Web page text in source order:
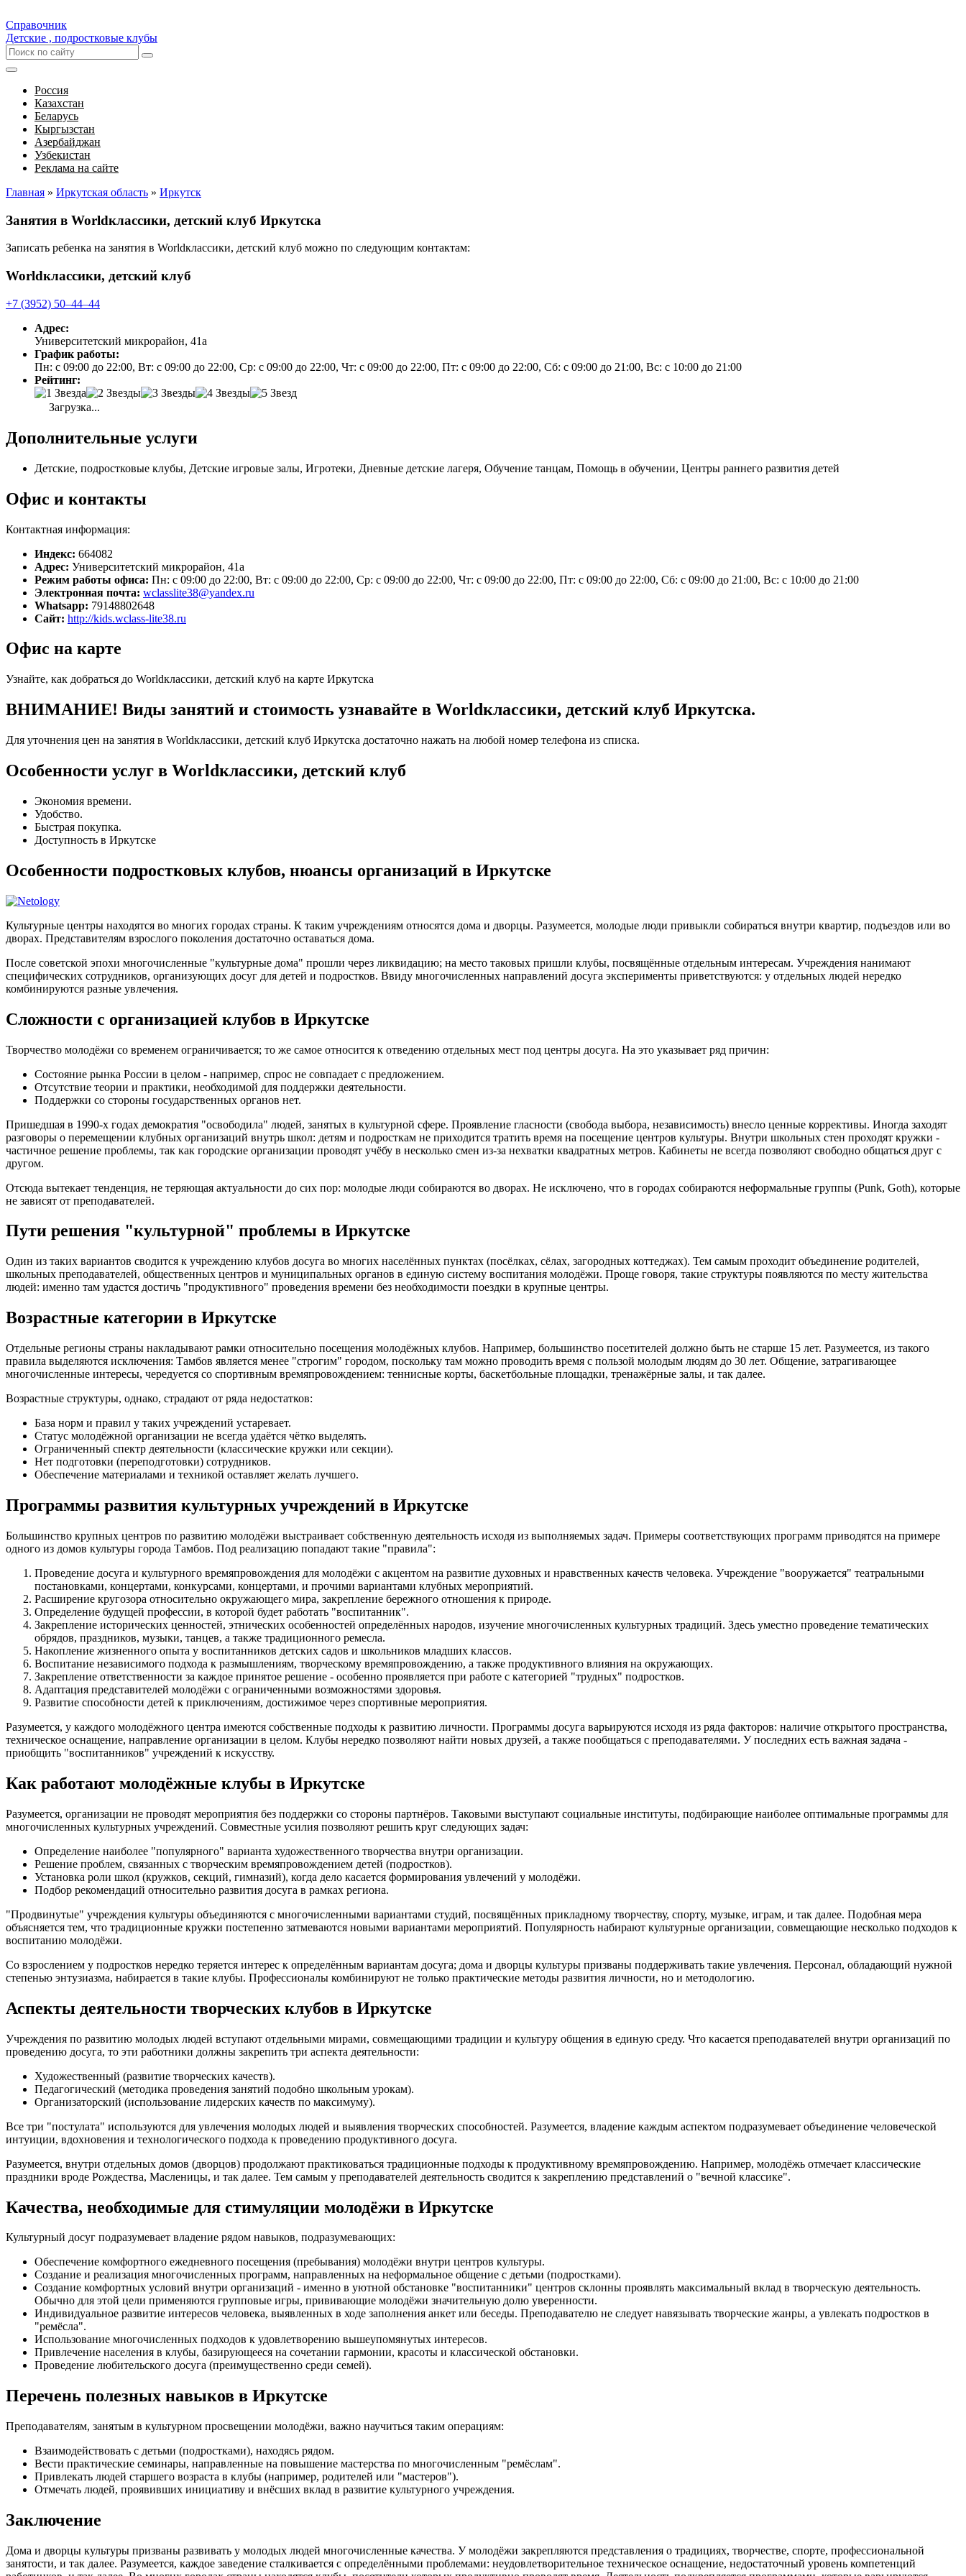
Справочник
Детские , подростковые клубы
Россия
Казахстан
Беларусь
Кыргызстан
Азербайджан
Узбекистан
Реклама на сайте
Главная » Иркутская область » Иркутск
Занятия в Worldклассики, детский клуб Иркутска
Записать ребенка на занятия в Worldклассики, детский клуб можно по следующим контактам:
Worldклассики, детский клуб
+7 (3952) 50‒44‒44
Адрес:
Университетский микрорайон, 41а
График работы:
Пн: с 09:00 до 22:00, Вт: с 09:00 до 22:00, Ср: с 09:00 до 22:00, Чт: с 09:00 до 22:00, Пт: с 09:00 до 22:00, Сб: с 09:00 до 21:00, Вс: с 10:00 до 21:00
Рейтинг:
Загрузка...
Дополнительные услуги
Детские, подростковые клубы, Детские игровые залы, Игротеки, Дневные детские лагеря, Обучение танцам, Помощь в обучении, Центры раннего развития детей
Офис и контакты
Контактная информация:
Индекс: 664082
Адрес: Университетский микрорайон, 41а
Режим работы офиса: Пн: с 09:00 до 22:00, Вт: с 09:00 до 22:00, Ср: с 09:00 до 22:00, Чт: с 09:00 до 22:00, Пт: с 09:00 до 22:00, Сб: с 09:00 до 21:00, Вс: с 10:00 до 21:00
Электронная почта: wclasslite38@yandex.ru
Whatsapp: 79148802648
Сайт: http://kids.wclass-lite38.ru
Офис на карте
Узнайте, как добраться до Worldклассики, детский клуб на карте Иркутска
ВНИМАНИЕ! Виды занятий и стоимость узнавайте в Worldклассики, детский клуб Иркутска.
Для уточнения цен на занятия в Worldклассики, детский клуб Иркутска достаточно нажать на любой номер телефона из списка.
Особенности услуг в Worldклассики, детский клуб
Экономия времени.
Удобство.
Быстрая покупка.
Доступность в Иркутске
Особенности подростковых клубов, нюансы организаций в Иркутске
Культурные центры находятся во многих городах страны. К таким учреждениям относятся дома и дворцы. Разумеется, молодые люди привыкли собираться внутри квартир, подъездов или во
дворах. Представителям взрослого поколения достаточно оставаться дома.
После советской эпохи многочисленные "культурные дома" прошли через ликвидацию; на место таковых пришли клубы, посвящённые отдельным интересам. Учреждения нанимают
специфических сотрудников, организующих досуг для детей и подростков. Ввиду многочисленных направлений досуга эксперименты приветствуются: у отдельных людей нередко
комбинируются разные увлечения.
Сложности с организацией клубов в Иркутске
Творчество молодёжи со временем ограничивается; то же самое относится к отведению отдельных мест под центры досуга. На это указывает ряд причин:
Состояние рынка России в целом - например, спрос не совпадает с предложением.
Отсутствие теории и практики, необходимой для поддержки деятельности.
Поддержки со стороны государственных органов нет.
Пришедшая в 1990-х годах демократия "освободила" людей, занятых в культурной сфере. Проявление гласности (свобода выбора, независимость) внесло ценные коррективы. Иногда заходят
разговоры о перемещении клубных организаций внутрь школ: детям и подросткам не приходится тратить время на посещение центров культуры. Внутри школьных стен проходят кружки -
частичное решение проблемы, так как городские организации проводят учёбу в несколько смен из-за нехватки квадратных метров. Кабинеты не всегда позволяют свободно общаться друг с
другом.
Отсюда вытекает тенденция, не теряющая актуальности до сих пор: молодые люди собираются во дворах. Не исключено, что в городах собираются неформальные группы (Punk, Goth), которые
не зависят от преподавателей.
Пути решения "культурной" проблемы в Иркутске
Один из таких вариантов сводится к учреждению клубов досуга во многих населённых пунктах (посёлках, сёлах, загородных коттеджах). Тем самым проходит объединение родителей,
школьных преподавателей, общественных центров и муниципальных органов в единую систему воспитания молодёжи. Проще говоря, такие структуры появляются по месту жительства
людей: именно там удастся достичь "продуктивного" проведения времени без необходимости поездки в крупные центры.
Возрастные категории в Иркутске
Отдельные регионы страны накладывают рамки относительно посещения молодёжных клубов. Например, большинство посетителей должно быть не старше 15 лет. Разумеется, из такого
правила выделяются исключения: Тамбов является менее "строгим" городом, поскольку там можно проводить время с пользой молодым людям до 30 лет. Общение, затрагивающее
многочисленные интересы, чередуется со спортивным времяпровождением: теннисные корты, баскетбольные площадки, тренажёрные залы, и так далее.
Возрастные структуры, однако, страдают от ряда недостатков:
База норм и правил у таких учреждений устаревает.
Статус молодёжной организации не всегда удаётся чётко выделять.
Ограниченный спектр деятельности (классические кружки или секции).
Нет подготовки (переподготовки) сотрудников.
Обеспечение материалами и техникой оставляет желать лучшего.
Программы развития культурных учреждений в Иркутске
Большинство крупных центров по развитию молодёжи выстраивает собственную деятельность исходя из выполняемых задач. Примеры соответствующих программ приводятся на примере
одного из домов культуры города Тамбов. Под реализацию попадают такие "правила":
Проведение досуга и культурного времяпровождения для молодёжи с акцентом на развитие духовных и нравственных качеств человека. Учреждение "вооружается" театральными
постановками, концертами, конкурсами, концертами, и прочими вариантами клубных мероприятий.
Расширение кругозора относительно окружающего мира, закрепление бережного отношения к природе.
Определение будущей профессии, в которой будет работать "воспитанник".
Закрепление исторических ценностей, этнических особенностей определённых народов, изучение многочисленных культурных традиций. Здесь уместно проведение тематических
обрядов, праздников, музыки, танцев, а также традиционного ремесла.
Накопление жизненного опыта у воспитанников детских садов и школьников младших классов.
Воспитание независимого подхода к размышлениям, творческому времяпровождению, а также продуктивного влияния на окружающих.
Закрепление ответственности за каждое принятое решение - особенно проявляется при работе с категорией "трудных" подростков.
Адаптация представителей молодёжи с ограниченными возможностями здоровья.
Развитие способности детей к приключениям, достижимое через спортивные мероприятия.
Разумеется, у каждого молодёжного центра имеются собственные подходы к развитию личности. Программы досуга варьируются исходя из ряда факторов: наличие открытого пространства,
техническое оснащение, направление организации в целом. Клубы нередко позволяют найти новых друзей, а также пообщаться с преподавателями. У последних есть важная задача -
приобщить "воспитанников" учреждений к искусству.
Как работают молодёжные клубы в Иркутске
Разумеется, организации не проводят мероприятия без поддержки со стороны партнёров. Таковыми выступают социальные институты, подбирающие наиболее оптимальные программы для
многочисленных культурных учреждений. Совместные усилия позволяют решить круг следующих задач:
Определение наиболее "популярного" варианта художественного творчества внутри организации.
Решение проблем, связанных с творческим времяпровождением детей (подростков).
Установка роли школ (кружков, секций, гимназий), когда дело касается формирования увлечений у молодёжи.
Подбор рекомендаций относительно развития досуга в рамках региона.
"Продвинутые" учреждения культуры объединяются с многочисленными вариантами студий, посвящённых прикладному творчеству, спорту, музыке, играм, и так далее. Подобная мера
объясняется тем, что традиционные кружки постепенно затмеваются новыми вариантами мероприятий. Популярность набирают культурные организации, совмещающие несколько подходов к
воспитанию молодёжи.
Со взрослением у подростков нередко теряется интерес к определённым вариантам досуга; дома и дворцы культуры призваны поддерживать такие увлечения. Персонал, обладающий нужной
степенью энтузиазма, набирается в такие клубы. Профессионалы комбинируют не только практические методы развития личности, но и методологию.
Аспекты деятельности творческих клубов в Иркутске
Учреждения по развитию молодых людей вступают отдельными мирами, совмещающими традиции и культуру общения в единую среду. Что касается преподавателей внутри организаций по
проведению досуга, то эти работники должны закрепить три аспекта деятельности:
Художественный (развитие творческих качеств).
Педагогический (методика проведения занятий подобно школьным урокам).
Организаторский (использование лидерских качеств по максимуму).
Все три "постулата" используются для увлечения молодых людей и выявления творческих способностей. Разумеется, владение каждым аспектом подразумевает объединение человеческой
интуиции, вдохновения и технологического подхода к проведению продуктивного досуга.
Разумеется, внутри отдельных домов (дворцов) продолжают практиковаться традиционные подходы к продуктивному времяпровождению. Например, молодёжь отмечает классические
праздники вроде Рождества, Масленицы, и так далее. Тем самым у преподавателей деятельность сводится к закреплению представлений о "вечной классике".
Качества, необходимые для стимуляции молодёжи в Иркутске
Культурный досуг подразумевает владение рядом навыков, подразумевающих:
Обеспечение комфортного ежедневного посещения (пребывания) молодёжи внутри центров культуры.
Создание и реализация многочисленных программ, направленных на неформальное общение с детьми (подростками).
Создание комфортных условий внутри организаций - именно в уютной обстановке "воспитанники" центров склонны проявлять максимальный вклад в творческую деятельность.
Обычно для этой цели применяются групповые игры, прививающие молодёжи значительную долю уверенности.
Индивидуальное развитие интересов человека, выявленных в ходе заполнения анкет или беседы. Преподавателю не следует навязывать творческие жанры, а увлекать подростков в
"ремёсла".
Использование многочисленных подходов к удовлетворению вышеупомянутых интересов.
Привлечение населения в клубы, базирующееся на сочетании гармонии, красоты и классической обстановки.
Проведение любительского досуга (преимущественно среди семей).
Перечень полезных навыков в Иркутске
Преподавателям, занятым в культурном просвещении молодёжи, важно научиться таким операциям:
Взаимодействовать с детьми (подростками), находясь рядом.
Вести практические семинары, направленные на повышение мастерства по многочисленным "ремёслам".
Привлекать людей старшего возраста в клубы (например, родителей или "мастеров").
Отмечать людей, проявивших инициативу и внёсших вклад в развитие культурного учреждения.
Заключение
Дома и дворцы культуры призваны развивать у молодых людей многочисленные качества. У молодёжи закрепляются представления о традициях, творчестве, спорте, профессиональной
занятости, и так далее. Разумеется, каждое заведение сталкивается с определёнными проблемами: неудовлетворительное техническое оснащение, недостаточный уровень компетенций